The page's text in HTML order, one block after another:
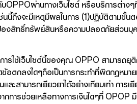
ผ่านทางเว็บไซต์ หรือบริการต่างๆที่ท
นี้ถึงจะมีเหตุมีผลในการ (1)ปฏิบัติตามขั้
องสิทธิ์ทรัพย์สินหรือความปลอดภัยส่วน
ช้เว็บไซต์นี้ของคุณ OPPO สามารถยุติก
ตกลงใดๆถือเป็นการกระทำที่ผิดกฏหมาย
สามารถเยียวยาได้อย่างเทียบเท่า การเ
กการช่วยเหลือทางการเงินใดๆที่